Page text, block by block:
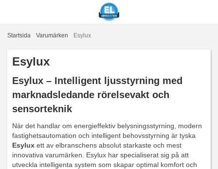
Startsida Varumärken Esylux
Esylux
Esylux – Intelligent ljusstyrning med
marknadsledande rörelsevakt och
sensorteknik
När det handlar om energieffektiv belysningsstyrning, modern
fastighetsautomation och intelligent behovsstyrning är tyska
Esylux ett av elbranschens absolut starkaste och mest
innovativa varumärken. Esylux har specialiserat sig på att
utveckla intelligenta system som skapar optimal komfort och